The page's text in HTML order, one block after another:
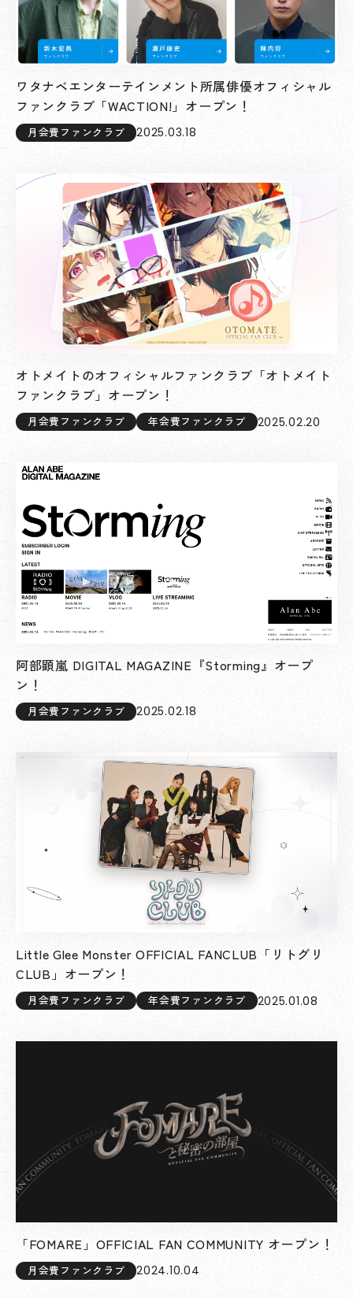
ワタナベエンターテインメント所属俳優オフィシャル
ファンクラブ「WACTION!」オープン！
月会費ファンクラブ 2025.03.18
オトメイトのオフィシャルファンクラブ「オトメイト
ファンクラブ」オープン！
月会費ファンクラブ 年会費ファンクラブ 2025.02.20
阿部顕嵐 DIGITAL MAGAZINE『Storming』オープ
ン！
月会費ファンクラブ 2025.02.18
Little Glee Monster OFFICIAL FANCLUB「リトグリ
CLUB」オープン！
月会費ファンクラブ 年会費ファンクラブ 2025.01.08
「FOMARE」OFFICIAL FAN COMMUNITY オープン！
月会費ファンクラブ 2024.10.04